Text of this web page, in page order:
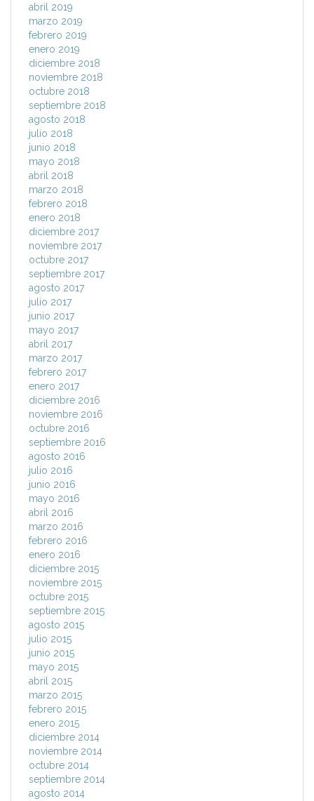
abril 2019
marzo 2019
febrero 2019
enero 2019
diciembre 2018
noviembre 2018
octubre 2018
septiembre 2018
agosto 2018
julio 2018
junio 2018
mayo 2018
abril 2018
marzo 2018
febrero 2018
enero 2018
diciembre 2017
noviembre 2017
octubre 2017
septiembre 2017
agosto 2017
julio 2017
junio 2017
mayo 2017
abril 2017
marzo 2017
febrero 2017
enero 2017
diciembre 2016
noviembre 2016
octubre 2016
septiembre 2016
agosto 2016
julio 2016
junio 2016
mayo 2016
abril 2016
marzo 2016
febrero 2016
enero 2016
diciembre 2015
noviembre 2015
octubre 2015
septiembre 2015
agosto 2015
julio 2015
junio 2015
mayo 2015
abril 2015
marzo 2015
febrero 2015
enero 2015
diciembre 2014
noviembre 2014
octubre 2014
septiembre 2014
agosto 2014